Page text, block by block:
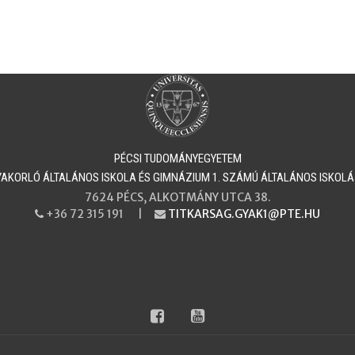
PÉCSI TUDOMÁNYEGYETEM
ÁLTALÁNOS ISKOLA ÉS GIMNÁZIUM 1. SZÁMÚ ÁLTALÁNOS
7624 PÉCS, ALKOTMÁNY UTCA 38.
PHONE
+36 72 315 191 | EMAIL
TITKARSAG.GYAK1@PTE.HU
facebookyoutube